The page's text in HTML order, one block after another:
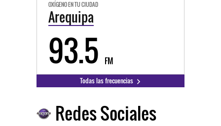
OXÍGENO EN TU CIUDAD
Arequipa
93.5 FM
Todas las frecuencias
Redes Sociales